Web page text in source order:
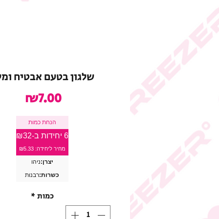
שלגון בטעם אבטיח
₪7.00
הנחת כמות
6 יחידות ב-₪32
מחיר ליחידה: ₪5.33
יצרן:ניהו
כשרות:רבנות
כמות *